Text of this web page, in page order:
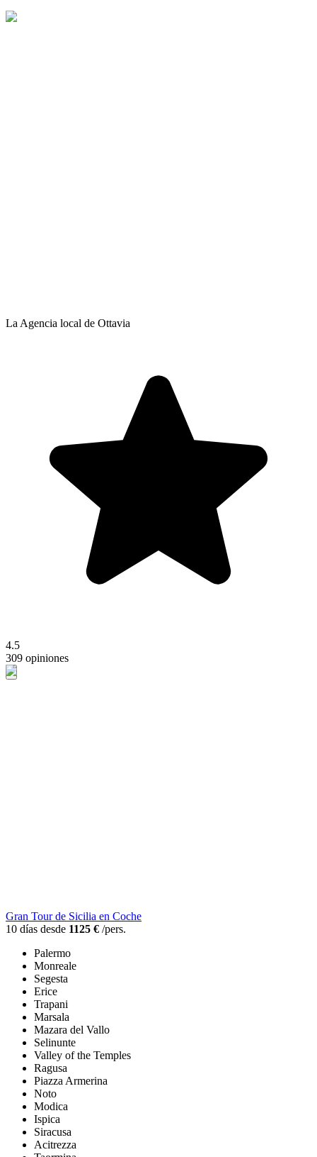
La Agencia local de Ottavia
4.5
309 opiniones
Gran Tour de Sicilia en Coche
10 días desde 1125 € /pers.
Palermo
Monreale
Segesta
Erice
Trapani
Marsala
Mazara del Vallo
Selinunte
Valley of the Temples
Ragusa
Piazza Armerina
Noto
Modica
Ispica
Siracusa
Acitrezza